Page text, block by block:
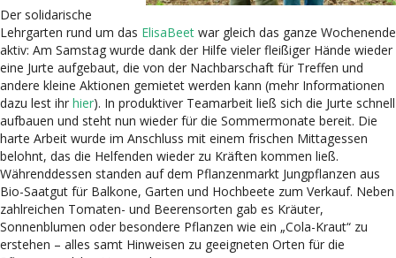
Der solidarische
Lehrgarten rund um das ElisaBeet war gleich das ganze Wochenende
aktiv: Am Samstag wurde dank der Hilfe vieler fleißiger Hände wieder
eine Jurte aufgebaut, die von der Nachbarschaft für Treffen und
andere kleine Aktionen gemietet werden kann (mehr Informationen
dazu lest ihr hier). In produktiver Teamarbeit ließ sich die Jurte schnell
aufbauen und steht nun wieder für die Sommermonate bereit. Die
harte Arbeit wurde im Anschluss mit einem frischen Mittagessen
belohnt, das die Helfenden wieder zu Kräften kommen ließ.
Währenddessen standen auf dem Pflanzenmarkt Jungpflanzen aus
Bio-Saatgut für Balkone, Garten und Hochbeete zum Verkauf. Neben
zahlreichen Tomaten- und Beerensorten gab es Kräuter,
Sonnenblumen oder besondere Pflanzen wie ein „Cola-Kraut“ zu
erstehen – alles samt Hinweisen zu geeigneten Orten für die